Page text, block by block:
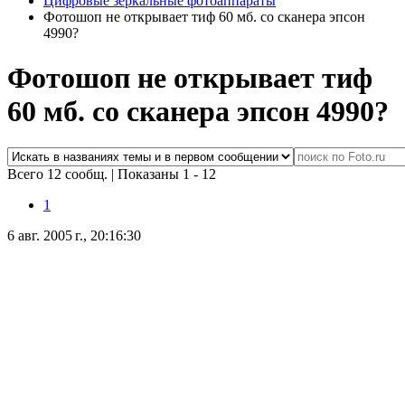
Фотошоп не открывает тиф 60 мб. со сканера эпсон
4990?
Фотошоп не открывает тиф
60 мб. со сканера эпсон 4990?
Всего 12 сообщ. | Показаны 1 - 12
1
6 авг. 2005 г., 20:16:30